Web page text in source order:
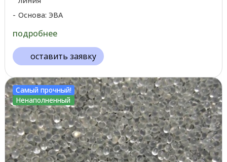
Основа: ЭВА
подробнее
оставить заявку
Самый прочный!
Ненаполненный